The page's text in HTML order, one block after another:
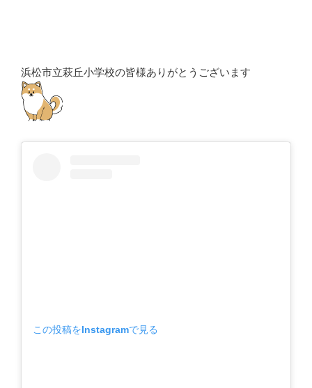
浜松市立萩丘小学校の皆様ありがとうございます
この投稿をInstagramで見る